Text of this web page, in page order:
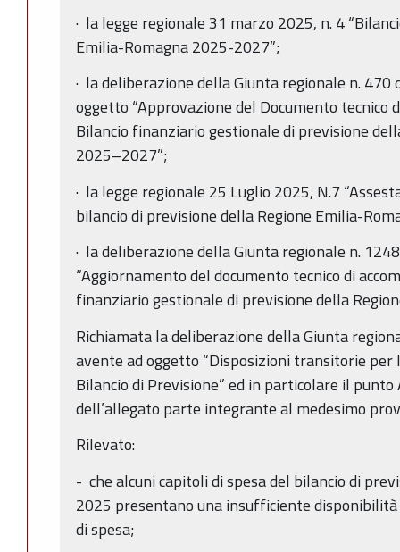
· la legge regionale 31 marzo 2025, n. 4
Emilia-Romagna 2025-2027”;
· la deliberazione della Giunta regionale n.
oggetto “Approvazione del Documento tecnico
Bilancio finanziario gestionale di previsione
2025–2027”;
· la legge regionale 25 Luglio 2025, N.7
bilancio di previsione della Regione Emilia-
· la deliberazione della Giunta regionale n.
“Aggiornamento del documento tecnico di
finanziario gestionale di previsione della
Richiamata la deliberazione della Giunta
avente ad oggetto “Disposizioni transitorie
Bilancio di Previsione” ed in particolare il
dell’allegato parte integrante al medesimo
Rilevato:
- che alcuni capitoli di spesa del bilancio di
2025 presentano una insufficiente
di spesa;